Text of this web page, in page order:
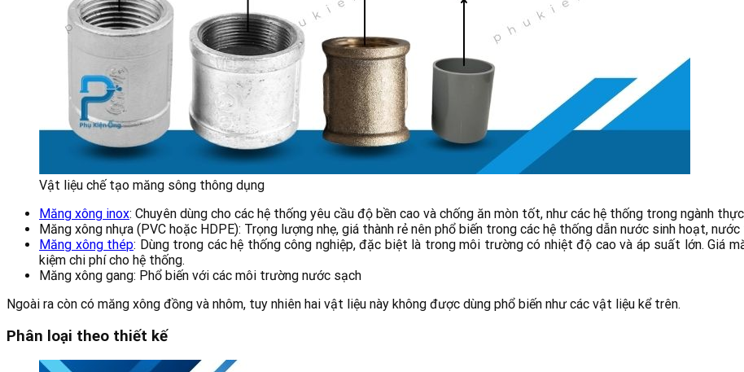
Vật liệu chế tạo măng sông thông dụng
Măng xông inox: Chuyên dùng cho các hệ thống yêu cầu độ bền cao và chống ăn mòn tốt, như các hệ thống trong ngành
Măng xông nhựa (PVC hoặc HDPE): Trọng lượng nhẹ, giá thành rẻ nên phổ biến trong các hệ thống dẫn nước sinh hoạt,
Măng xông thép: Dùng trong các hệ thống công nghiệp, đặc biệt là trong môi trường có nhiệt độ cao và áp suất lớn. Giá
kiệm chi phí cho hệ thống.
Măng xông gang: Phổ biến với các môi trường nước sạch
Ngoài ra còn có măng xông đồng và nhôm, tuy nhiên hai vật liệu này không được dùng phổ biến như các vật liệu kể trên.
Phân loại theo thiết kế